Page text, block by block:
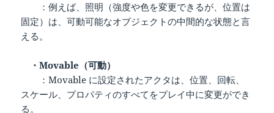
：例えば、照明（強度や色を変更できるが、位置は
固定）は、可動可能なオブジェクトの中間的な状態と言
える。
・Movable（可動）
：Movable に設定されたアクタは、位置、回転、
スケール、プロパティのすべてをプレイ中に変更ができ
る。